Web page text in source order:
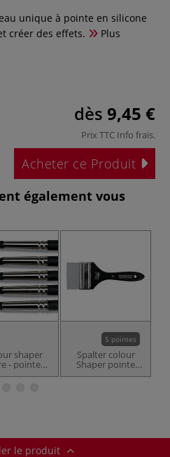
unique à pointe en silicone
créer des effets.
Plus
dès 9,45 €
Prix TTC Info frais.
Acheter ce Produit
également vous
shaper
- pointe
noire
5 pointes
Spalter colour
Shaper pointe
plate en silicone
le produit